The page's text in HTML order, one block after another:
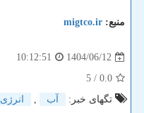
منبع: migtco.ir
1404/06/12
10:12:51
0.0
/ 5
تگهای خبر:
آب , انرژی